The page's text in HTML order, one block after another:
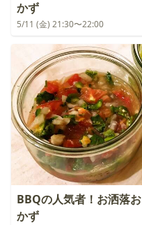
かず
5/11 (金) 21:30〜22:00
BBQの人気者！お洒落お
かず